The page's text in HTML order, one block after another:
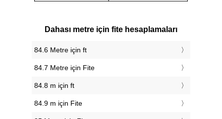
Dahası metre için fite hesaplamaları
84.6 Metre için ft
84.7 Metre için Fite
84.8 m için ft
84.9 m için Fite